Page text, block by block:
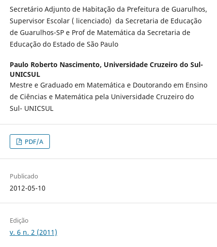
Secretário Adjunto de Habitação da Prefeitura de Guarulhos,
Supervisor Escolar ( licenciado) da Secretaria de Educação
de Guarulhos-SP e Prof de Matemática da Secretaria de
Educação do Estado de São Paulo
Paulo Roberto Nascimento, Universidade Cruzeiro do Sul-
UNICSUL
Mestre e Graduado em Matemática e Doutorando em Ensino
de Ciências e Matemática pela Universidade Cruzeiro do
Sul- UNICSUL
PDF/A
Publicado
2012-05-10
Edição
v. 6 n. 2 (2011)